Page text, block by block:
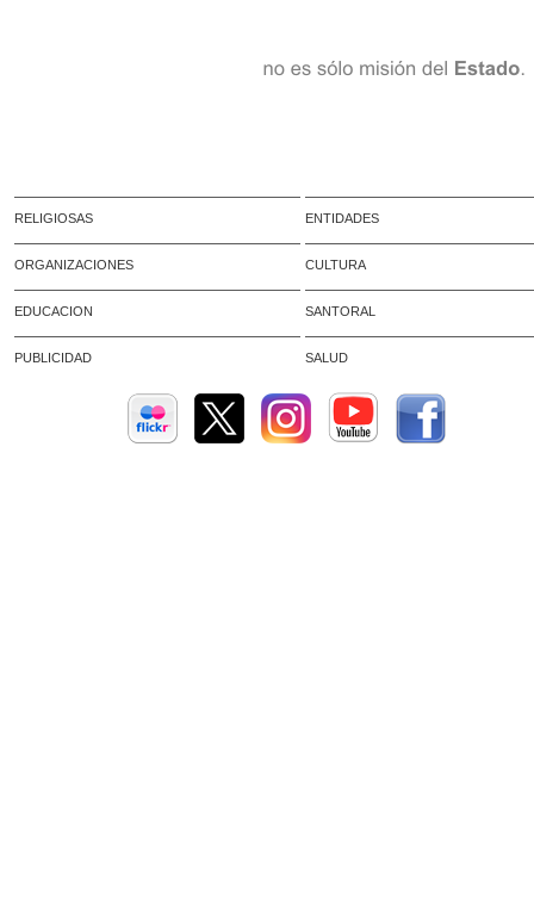
RELIGIOSAS ENTIDADES
ORGANIZACIONES CULTURA
EDUCACION SANTORAL
PUBLICIDAD SALUD